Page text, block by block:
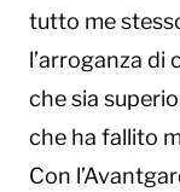
tutto me
l’arroganza di
che sia
che ha fallito
Con